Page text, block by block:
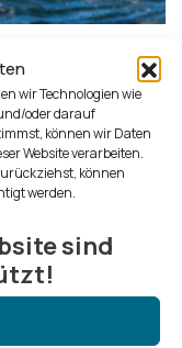
wir Technologien wie
oder darauf
können wir Daten
Website verarbeiten.
können
werden.
sind